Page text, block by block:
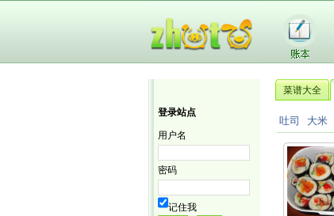
登录站点
用户名
密码
记住我
菜谱大全
吐司 大米